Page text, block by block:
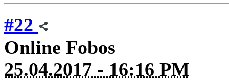
#22
Online Fobos
25.04.2017 - 16:16 PM